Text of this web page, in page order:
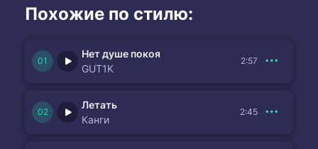
Похожие по стилю:
Нет душе покоя
GUT1K
2:57
Летать
Канги
2:45